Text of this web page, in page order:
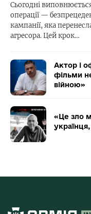
Сьогодні
операції —
кампанії, яка
агресора. Цей крок…
Актор і
фільми
війною»
«Це зло